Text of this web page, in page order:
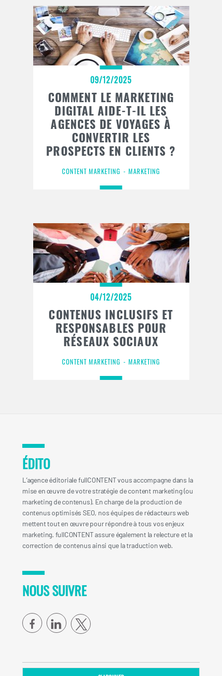
09/12/2025
COMMENT LE MARKETING
DIGITAL AIDE-T-IL LES
AGENCES DE VOYAGES À
CONVERTIR LES
PROSPECTS EN CLIENTS ?
CONTENT MARKETING MARKETING
04/12/2025
CONTENUS INCLUSIFS ET
RESPONSABLES POUR
RÉSEAUX SOCIAUX
CONTENT MARKETING MARKETING
ÉDITO
L’agence éditoriale fullCONTENT vous accompagne dans la
mise en œuvre de votre stratégie de content marketing (ou
marketing de contenus). En charge de la production de
contenus optimisés SEO, nos équipes de rédacteurs web
mettent tout en œuvre pour répondre à tous vos enjeux
marketing. fullCONTENT assure également la relecture et la
correction de contenus ainsi que la traduction web.
NOUS SUIVRE
facebooklinkedin